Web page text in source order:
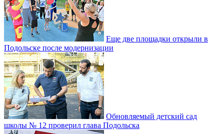
Еще две площадки открыли в
Подольске после модернизации
Обновляемый детский сад
школы № 12 проверил глава Подольска